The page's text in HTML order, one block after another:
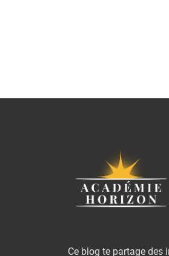
Ce blog te partage des